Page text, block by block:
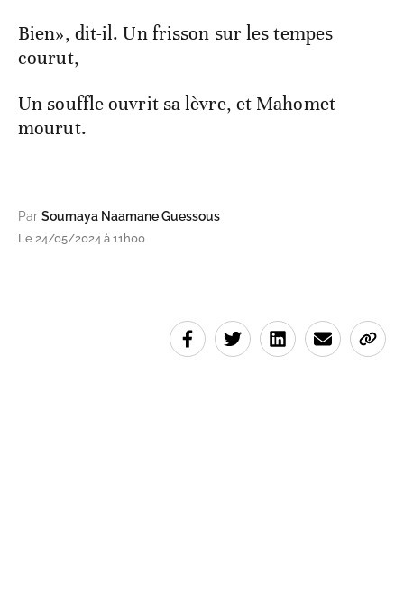
Bien», dit-il. Un frisson sur les tempes
courut,
Un souffle ouvrit sa lèvre, et Mahomet
mourut.
Par Soumaya Naamane Guessous
Le 24/05/2024 à 11h00